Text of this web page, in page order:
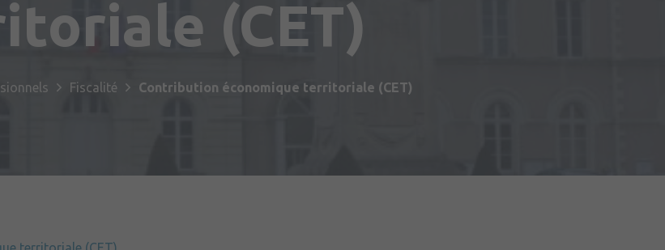
Publications
Enfance et jeunesse
Prévention et sécurité
Culture & loisirs
Commémorations
de Bruz
(CET)
Fiscalité Contribution économique territoriale (CET)